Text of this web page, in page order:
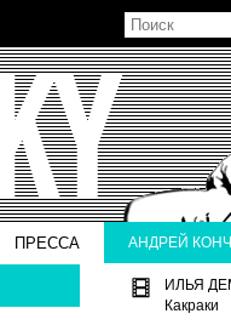
ПРЕССА АНДРЕЙ
ИЛЬЯ
Какраки